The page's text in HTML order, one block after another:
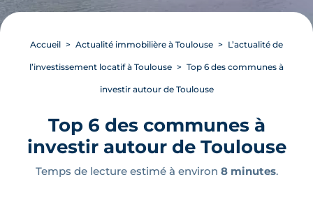
Accueil Actualité immobilière à Toulouse L’actualité de
l’investissement locatif à Toulouse Top 6 des communes à
investir autour de Toulouse
Top 6 des communes à
investir autour de Toulouse
Temps de lecture estimé à environ 8 minutes.